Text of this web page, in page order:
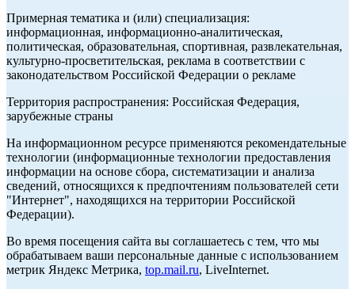
Примерная тематика и (или) специализация:
информационная, информационно-аналитическая,
политическая, образовательная, спортивная, развлекательная,
культурно-просветительская, реклама в соответствии с
законодательством Российской Федерации о рекламе
Территория распространения: Российская Федерация,
зарубежные страны
На информационном ресурсе применяются рекомендательные
технологии (информационные технологии предоставления
информации на основе сбора, систематизации и анализа
сведений, относящихся к предпочтениям пользователей сети
"Интернет", находящихся на территории Российской
Федерации).
Во время посещения сайта вы соглашаетесь с тем, что мы
обрабатываем ваши персональные данные с использованием
метрик Яндекс Метрика, top.mail.ru, LiveInternet.